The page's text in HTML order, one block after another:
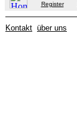
Register
Kontakt über uns